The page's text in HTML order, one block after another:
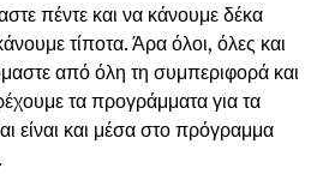
πέντε και να κάνουμε δέκα
τίποτα. Άρα όλοι, όλες και
από όλη τη συμπεριφορά και
τα προγράμματα για τα
είναι και μέσα στο πρόγραμμα